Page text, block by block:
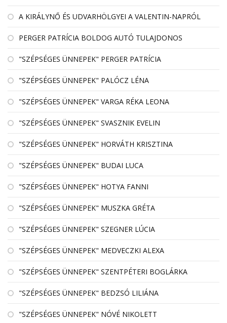
A KIRÁLYNŐ ÉS UDVARHÖLGYEI A VALENTIN-NAPRÓL
PERGER PATRÍCIA BOLDOG AUTÓ TULAJDONOS
"SZÉPSÉGES ÜNNEPEK" PERGER PATRÍCIA
"SZÉPSÉGES ÜNNEPEK" PALÓCZ LÉNA
"SZÉPSÉGES ÜNNEPEK" VARGA RÉKA LEONA
"SZÉPSÉGES ÜNNEPEK" SVASZNIK EVELIN
"SZÉPSÉGES ÜNNEPEK" HORVÁTH KRISZTINA
"SZÉPSÉGES ÜNNEPEK" BUDAI LUCA
"SZÉPSÉGES ÜNNEPEK" HOTYA FANNI
"SZÉPSÉGES ÜNNEPEK" MUSZKA GRÉTA
"SZÉPSÉGES ÜNNEPEK" SZEGNER LÚCIA
"SZÉPSÉGES ÜNNEPEK" MEDVECZKI ALEXA
"SZÉPSÉGES ÜNNEPEK" SZENTPÉTERI BOGLÁRKA
"SZÉPSÉGES ÜNNEPEK" BEDZSÓ LILIÁNA
"SZÉPSÉGES ÜNNEPEK" NÓVÉ NIKOLETT